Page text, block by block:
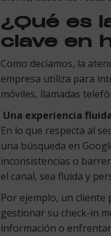
¿Qué es
clave en
Como decíamos, la
empresa utiliza para
móviles, llamadas
Una experiencia
En lo que respecta al
una búsqueda en
inconsistencias o
el canal, sea fluida y
Por ejemplo, un
gestionar su check-in
información o